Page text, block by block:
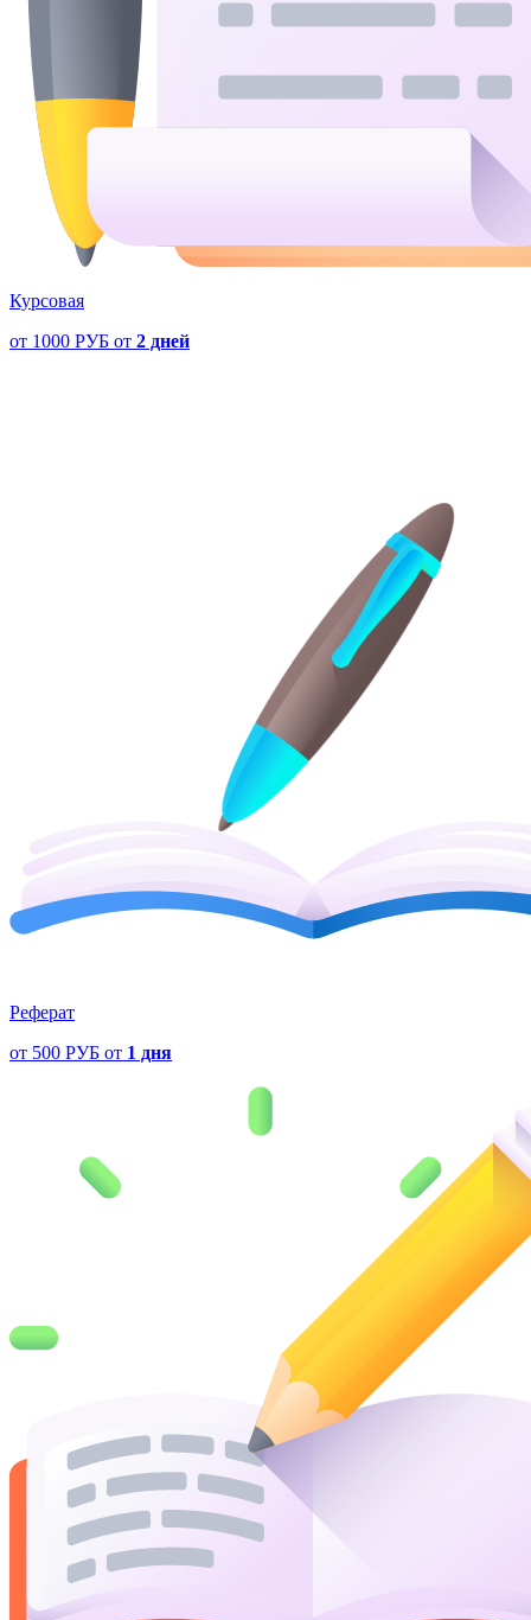
Курсовая
от 1000 РУБ от 2 дней
Реферат
от 500 РУБ от 1 дня